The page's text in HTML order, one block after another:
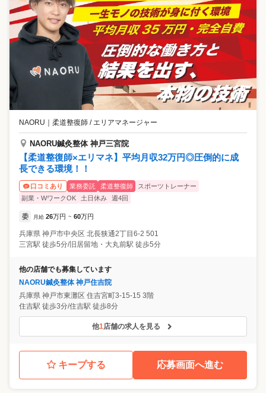
NAORU 柔道整復師 / エリアマネージャー
NAORU鍼灸整体 神戸三宮院
【柔道整復師×エリマネ】平均月収32万円◎圧倒的に成
長できる環境！！
口コミあり 業務委託 柔道整復師
スポーツトレーナー
副業・WワークOK
土日休み 週4回
委 月給 26万円 ~ 60万円
兵庫県 神戸市中央区 北長狭通2丁目6-2 501
三宮駅 徒歩5分/旧居留地・大丸前駅 徒歩5分
他の店舗でも募集しています
NAORU鍼灸整体 神戸住吉院
兵庫県 神戸市東灘区 住吉宮町3-15-15 3階
住吉駅 徒歩3分/住吉駅 徒歩8分
他1店舗の求人を見る
キープする 応募画面へ進む